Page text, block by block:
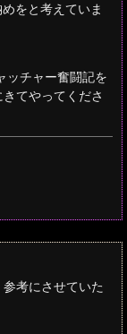
をと考えていま
ッチャー奮闘記を
てやってくださ
考にさせていた